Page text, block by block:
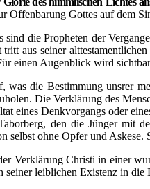
Offenbarung Gottes auf dem
sind die Propheten der
aus seiner
einen Augenblick wird
was die Bestimmung unsrer
Die Verklärung des
eines Denkvorgangs oder
den die Jünger mit
selbst ohne Opfer und
Verklärung Christi in einer
seiner leiblichen Existenz in